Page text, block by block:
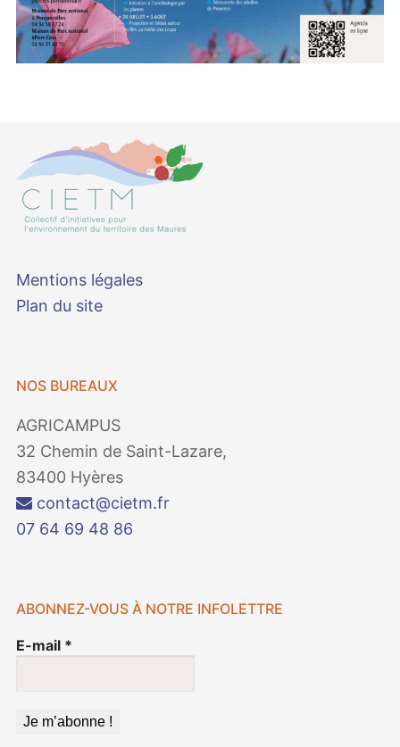
Mentions légales
Plan du site
NOS BUREAUX
AGRICAMPUS
32 Chemin de Saint-Lazare,
83400 Hyères
contact@cietm.fr
07 64 69 48 86
ABONNEZ-VOUS À NOTRE INFOLETTRE
E-mail *